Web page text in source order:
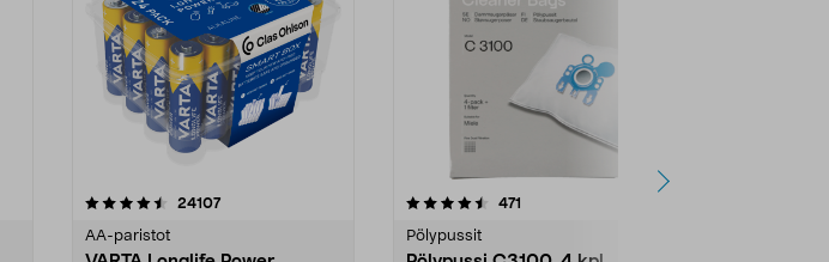
24107arvostelut
AA-paristot
4.5viidestä
471
Pölypussit
4.5viidestä